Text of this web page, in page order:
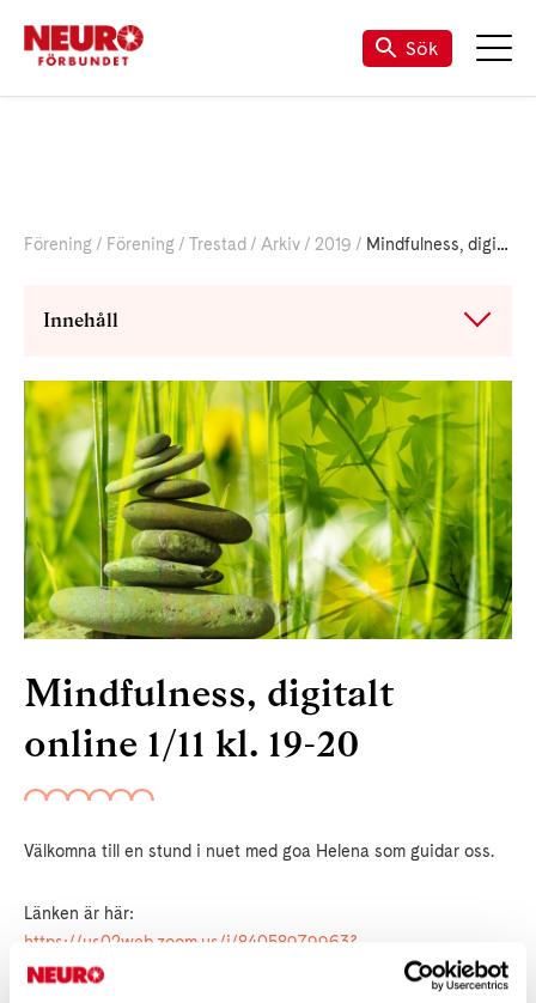
Sök
Förening Förening Trestad Arkiv 2019 Mindfulness, digitalt online 27/9 kl 19-20
Innehåll
Mindfulness, digitalt
online 1/11 kl. 19-20
Välkomna till en stund i nuet med goa Helena som guidar oss.
Länken är här:
https://us02web.zoom.us/j/84058979963?
pwd=ZlpRR1pUajdZSGg5ZWNINnRTbWFyZz09